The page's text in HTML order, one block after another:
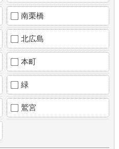
南栗橋
北広島
本町
緑
鷲宮